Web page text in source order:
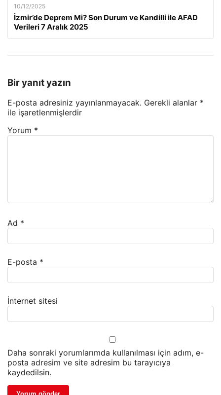
10/12/2025
İzmir’de Deprem Mi? Son Durum ve Kandilli ile AFAD
Verileri 7 Aralık 2025
Bir yanıt yazın
E-posta adresiniz yayınlanmayacak. Gerekli alanlar *
ile işaretlenmişlerdir
Yorum *
Ad *
E-posta *
İnternet sitesi
Daha sonraki yorumlarımda kullanılması için adım, e-
posta adresim ve site adresim bu tarayıcıya
kaydedilsin.